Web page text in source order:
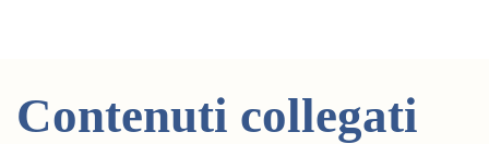
Contenuti collegati